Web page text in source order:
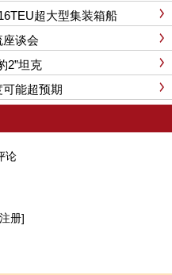
超大型集装箱船
谈会
2”坦克
能超预期
论
册]